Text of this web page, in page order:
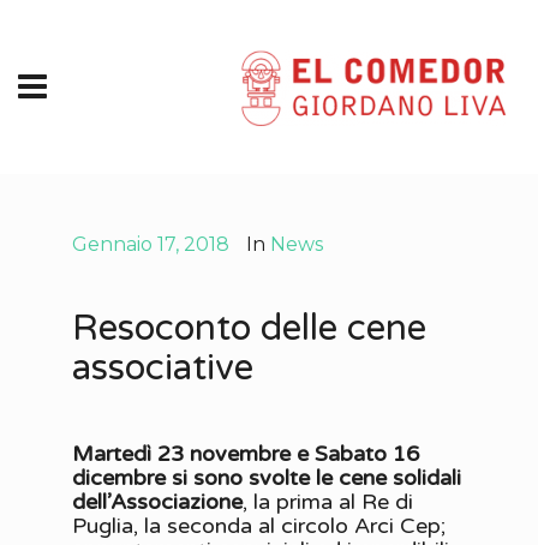
Gennaio 17, 2018 In News
Resoconto delle cene
associative
Martedì 23 novembre e Sabato 16
dicembre si sono svolte le cene solidali
dell’Associazione, la prima al Re di
Puglia, la seconda al circolo Arci Cep;